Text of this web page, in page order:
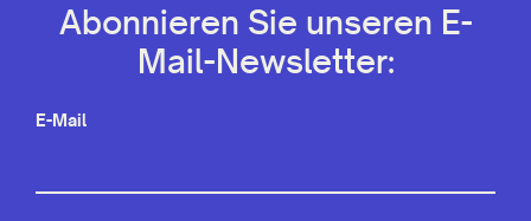
Abonnieren Sie unseren E-
Mail-Newsletter:
E-Mail